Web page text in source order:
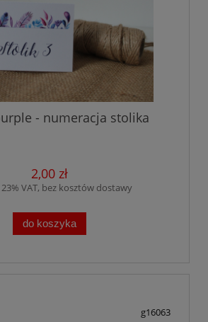
- numeracja stolika
2,00 zł
VAT, bez kosztów dostawy
do koszyka
g16063